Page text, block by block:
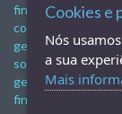
financeiro
controle financeiro
gestão empresarial
software de
gestão financeira
financeira online
Cookies e
Nós
a sua
Mais